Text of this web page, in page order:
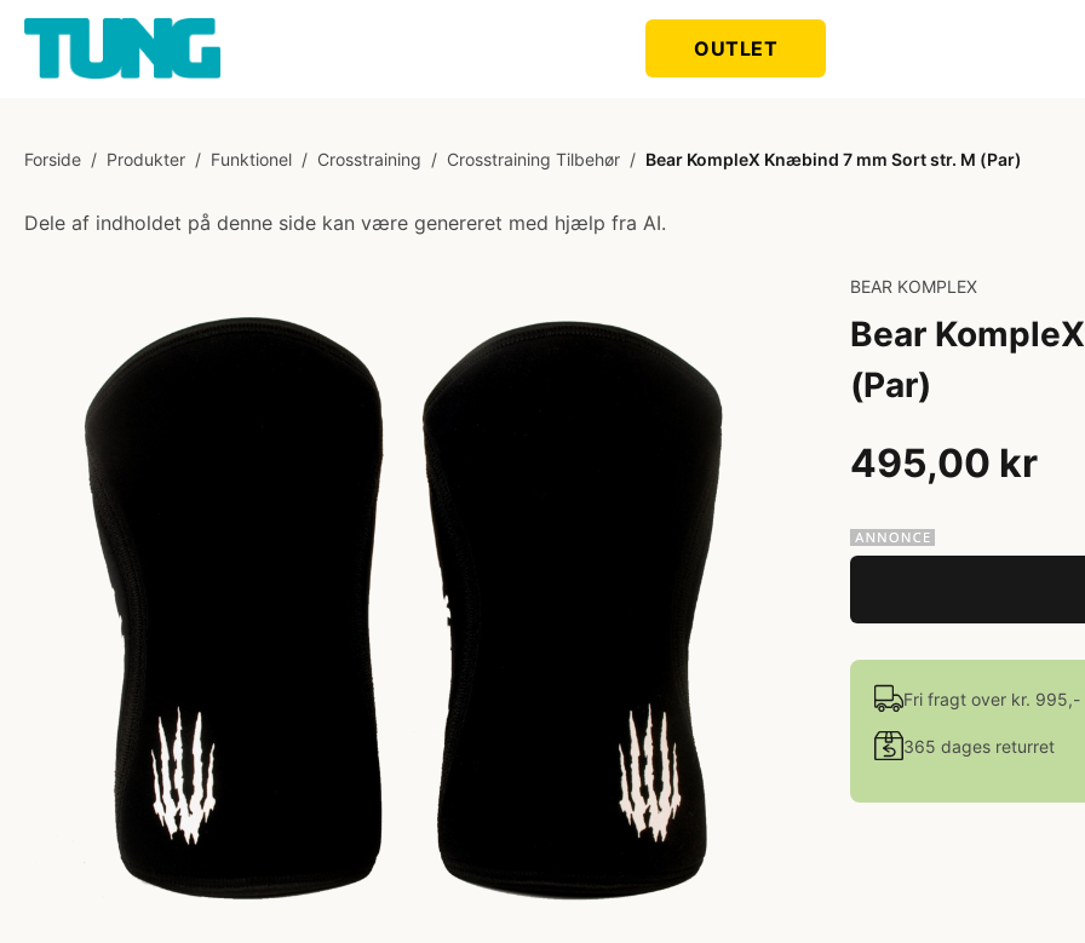
OUTLET
Forside / Produkter / Funktionel / Crosstraining / Crosstraining Tilbehør / Bear KompleX Knæbind 7 mm Sort str. M (Par)
Dele af indholdet på denne side kan være genereret med hjælp fra AI.
BEAR KOMPLEX
Bear
(Par)
495,00 kr
Fri fragt over kr. 995,-
365 dages returret